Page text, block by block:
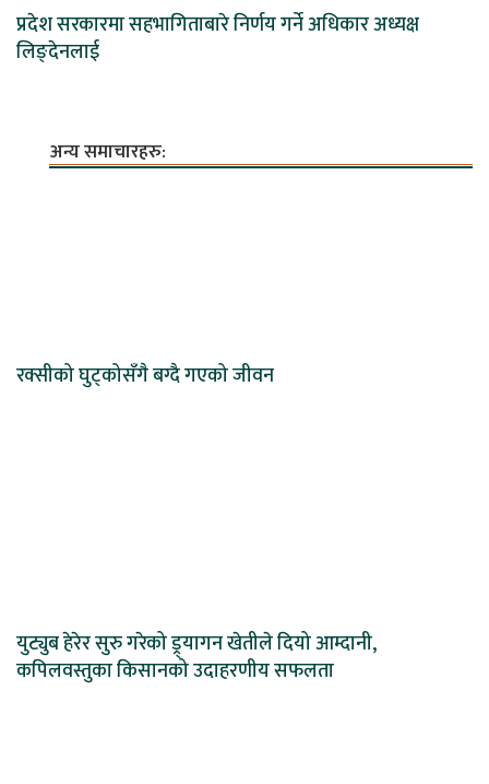
प्रदेश सरकारमा सहभागिताबारे निर्णय गर्ने अधिकार अध्यक्ष
लिङ्देनलाई
अन्य समाचारहरु:
रक्सीको घुट्कोसँगै बग्दै गएको जीवन
युट्युब हेरेर सुरु गरेको ड्र्यागन खेतीले दियो आम्दानी,
कपिलवस्तुका किसानको उदाहरणीय सफलता